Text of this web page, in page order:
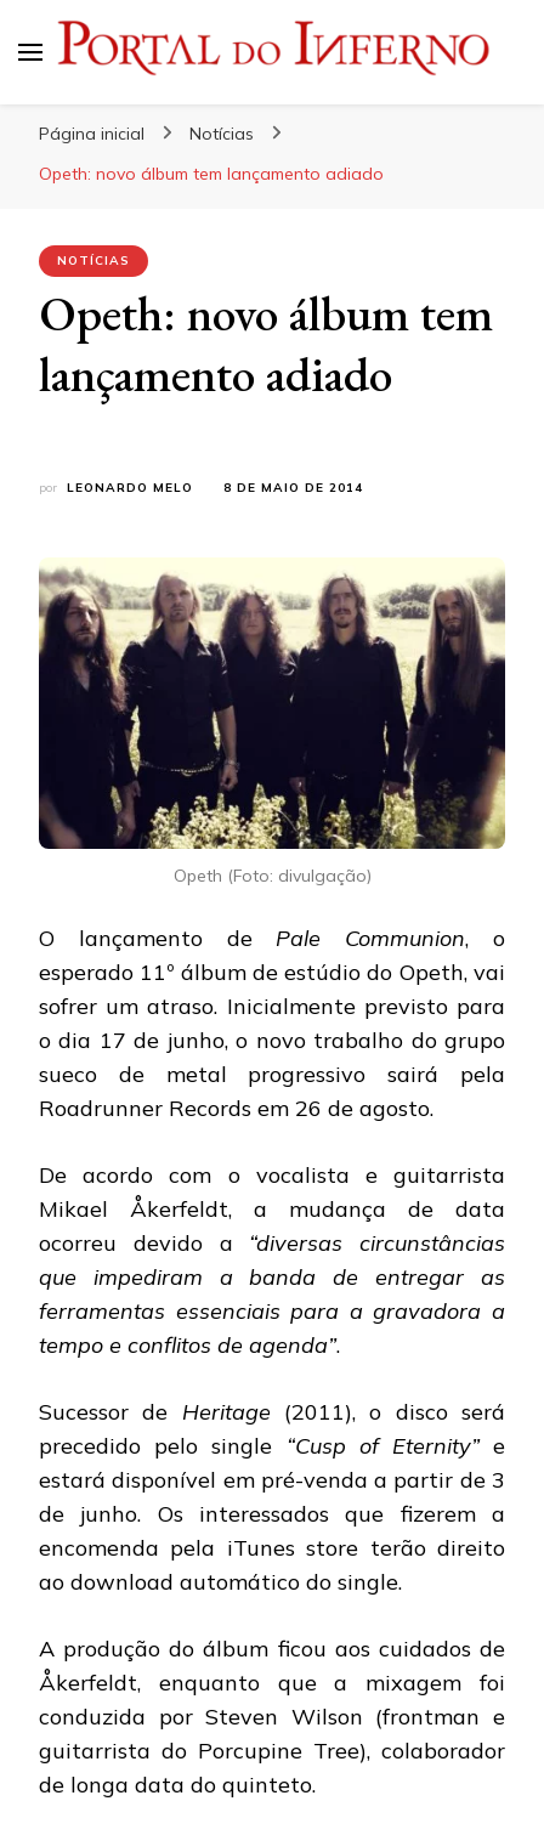
Página inicial
Notícias
Opeth: novo álbum tem lançamento adiado
NOTÍCIAS
Opeth: novo álbum tem
lançamento adiado
por LEONARDO MELO 8 DE MAIO DE 2014
Opeth (Foto: divulgação)
O lançamento dePale Communion, o
esperado 11º álbum de estúdio do Opeth, vai
sofrer um atraso. Inicialmente previsto para
o dia 17 de junho, o novo trabalho do grupo
sueco de metal progressivo sairá pela
Roadrunner Records em 26 de agosto.
De acordo com o vocalista e guitarrista
Mikael Åkerfeldt, a mudança de data
ocorreu devido a “diversas circunstâncias
que impediram a banda de entregar as
ferramentas essenciais para a gravadora a
tempo e conflitos de agenda”.
Sucessor de Heritage (2011), o disco será
precedido pelo single “Cusp of Eternity” e
estará disponível em pré-venda a partir de 3
de junho. Os interessados que fizerem a
encomenda pela iTunes store terão direito
ao download automático do single.
A produção do álbum ficou aos cuidados de
Åkerfeldt, enquanto que a mixagem foi
conduzida por Steven Wilson (frontman e
guitarrista do Porcupine Tree), colaborador
de longa data do quinteto.